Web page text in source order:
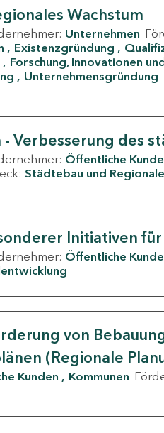
Wachstum
Unternehmen
Existenzgründung
Forschung, Innovationen
Unternehmensgründung
Verbesserung des
Öffentliche
Städtebau und
Initiativen
Öffentliche
von
(Regionale
Kunden Kommunen